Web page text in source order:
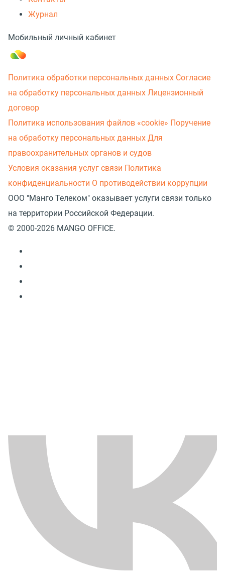
Журнал
Мобильный личный кабинет
Политика обработки персональных данных Согласие
на обработку персональных данных Лицензионный
договор
Политика использования файлов «cookie» Поручение
на обработку персональных данных Для
правоохранительных органов и судов
Условия оказания услуг связи Политика
конфиденциальности О противодействии коррупции
ООО "Манго Телеком" оказывает услуги связи только
на территории Российской Федерации.
© 2000-2026 MANGO OFFICE.